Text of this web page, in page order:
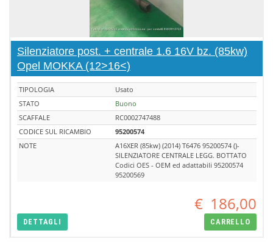
Silenziatore post. + centrale 1.6 16V bz. (85kw)
Opel MOKKA (12>16<)
TIPOLOGIA
Usato
STATO
Buono
SCAFFALE
RC0002747488
CODICE SUL RICAMBIO
95200574
NOTE
A16XER (85kw) (2014) T6476 95200574 ()-
SILENZIATORE CENTRALE LEGG. BOTTATO
Codici OES - OEM ed adattabili 95200574
95200569
€ 186,00
DETTAGLI CARRELLO